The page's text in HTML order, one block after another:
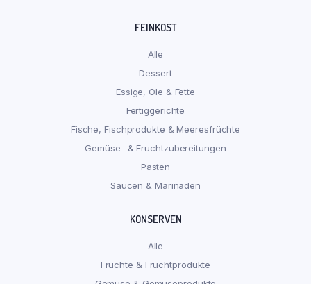
FEINKOST
Alle
Dessert
Essige, Öle & Fette
Fertiggerichte
Fische, Fischprodukte & Meeresfrüchte
Gemüse- & Fruchtzubereitungen
Pasten
Saucen & Marinaden
KONSERVEN
Alle
Früchte & Fruchtprodukte